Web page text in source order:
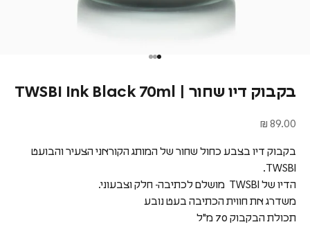
בקבוק דיו שחור | TWSBI Ink Black 70ml
מחיר מבצע
89.00 ₪
בקבוק דיו בצבע כחול שחור של המותג הקוראני הצעיר והבועט
TWSBI.
הדיו של TWSBI מושלם לכתיבה- חלק וצבעוני.
משדרג את חווית הכתיבה בעט נובע
תכולת הבקבוק 70 מ"ל